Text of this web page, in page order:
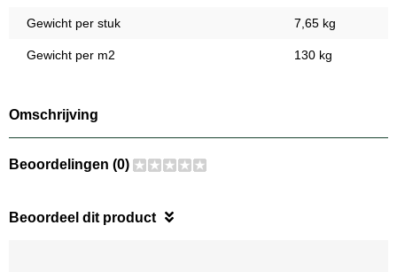
Gewicht per stuk 7,65 kg
Gewicht per m2 130 kg
Omschrijving
Beoordelingen (0)
Beoordeel dit product